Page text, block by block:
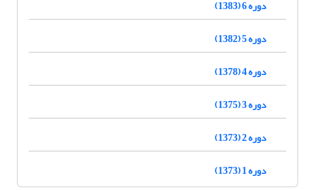
دوره 6 (1383)
دوره 5 (1382)
دوره 4 (1378)
دوره 3 (1375)
دوره 2 (1373)
دوره 1 (1373)